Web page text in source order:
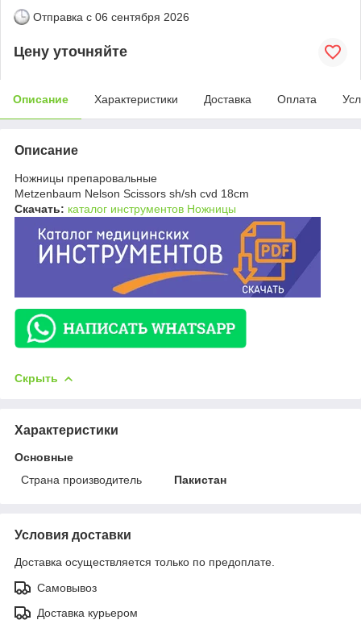
Отправка с 06 сентября 2026
Цену уточняйте
Описание Характеристики Доставка Оплата
Описание
Ножницы препаровальные
Metzenbaum Nelson Scissors sh/sh cvd 18cm
Скачать: каталог инструментов Ножницы
Скрыть
Характеристики
Основные
Страна производитель
Пакистан
Условия доставки
Доставка осуществляется только по предоплате.
Самовывоз
Доставка курьером